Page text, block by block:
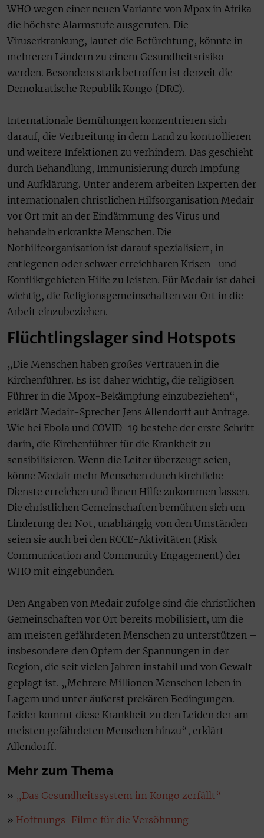
WHO wegen einer neuen Variante von Mpox in Afrika
die höchste Alarmstufe ausgerufen. Die
Viruserkrankung, lautet die Befürchtung, könnte in
mehreren Ländern zu einem Gesundheitsrisiko
werden. Besonders stark betroffen ist derzeit die
Demokratische Republik Kongo (DRC).
Internationale Bemühungen konzentrieren sich
darauf, die Verbreitung in dem Land zu kontrollieren
und weitere Infektionen zu verhindern. Das geschieht
durch Behandlung, Immunisierung durch Impfung
und Aufklärung. Unter anderem arbeiten Experten der
internationalen christlichen Hilfsorganisation Medair
vor Ort mit an der Eindämmung des Virus und
behandeln erkrankte Menschen. Die
Nothilfeorganisation ist darauf spezialisiert, in
entlegenen oder schwer erreichbaren Krisen- und
Konfliktgebieten Hilfe zu leisten. Für Medair ist dabei
wichtig, die Religionsgemeinschaften vor Ort in die
Arbeit einzubeziehen.
Flüchtlingslager sind Hotspots
„Die Menschen haben großes Vertrauen in die
Kirchenführer. Es ist daher wichtig, die religiösen
Führer in die Mpox-Bekämpfung einzubeziehen“,
erklärt Medair-Sprecher Jens Allendorff auf Anfrage.
Wie bei Ebola und COVID-19 bestehe der erste Schritt
darin, die Kirchenführer für die Krankheit zu
sensibilisieren. Wenn die Leiter überzeugt seien,
könne Medair mehr Menschen durch kirchliche
Dienste erreichen und ihnen Hilfe zukommen lassen.
Die christlichen Gemeinschaften bemühten sich um
Linderung der Not, unabhängig von den Umständen
seien sie auch bei den RCCE-Aktivitäten (Risk
Communication and Community Engagement) der
WHO mit eingebunden.
Den Angaben von Medair zufolge sind die christlichen
Gemeinschaften vor Ort bereits mobilisiert, um die
am meisten gefährdeten Menschen zu unterstützen –
insbesondere den Opfern der Spannungen in der
Region, die seit vielen Jahren instabil und von Gewalt
geplagt ist. „Mehrere Millionen Menschen leben in
Lagern und unter äußerst prekären Bedingungen.
Leider kommt diese Krankheit zu den Leiden der am
meisten gefährdeten Menschen hinzu“, erklärt
Allendorff.
Mehr zum Thema
» „Das Gesundheitssystem im Kongo zerfällt“
» Hoffnungs-Filme für die Versöhnung